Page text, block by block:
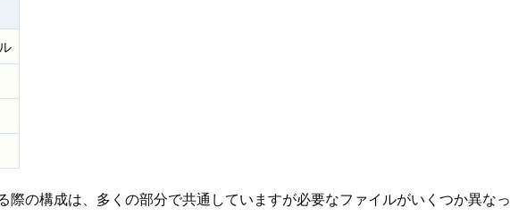
際の構成は、多くの部分で共通していますが必要なファイルがいくつか異なっ